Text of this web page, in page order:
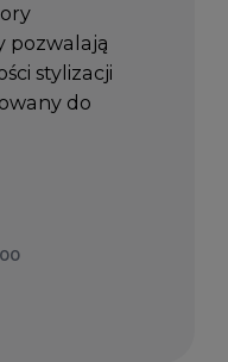
pozwalają
stylizacji
do